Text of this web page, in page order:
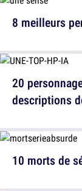
8 meilleurs
10 morts de
20
descriptions